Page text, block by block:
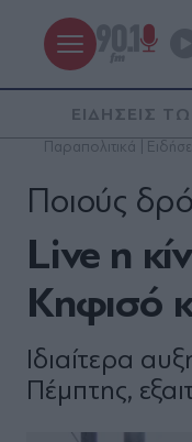
ΕΙΔΗΣΕΙΣ
Παραπολιτικά |
Live η
Κηφισό
Ποιούς
Ιδιαίτερα
Πέμπτης,